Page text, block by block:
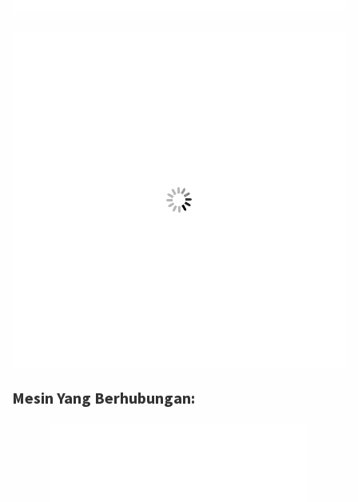
Mesin Yang Berhubungan: